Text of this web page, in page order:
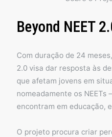
Beyond NEET
Com duração de 24
2.0 visa dar resposta às
que afetam jovens em
nomeadamente os NEETs
encontram em educação,
O projeto procura criar